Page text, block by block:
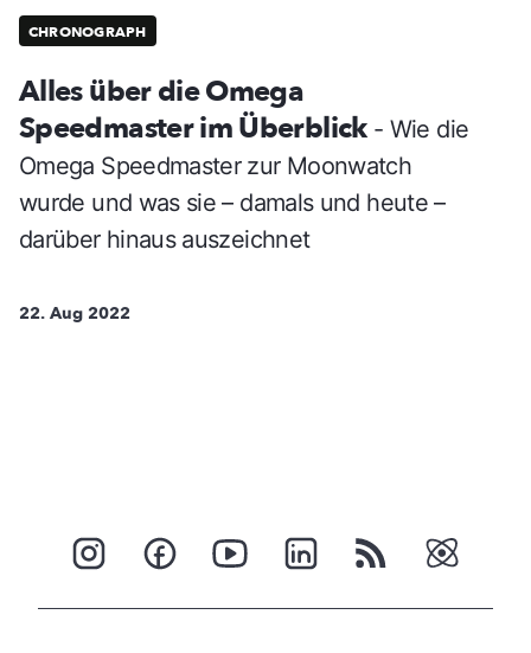
CHRONOGRAPH
Alles über die Omega
Speedmaster im Überblick - Wie die
Omega Speedmaster zur Moonwatch
wurde und was sie – damals und heute –
darüber hinaus auszeichnet
22. Aug 2022